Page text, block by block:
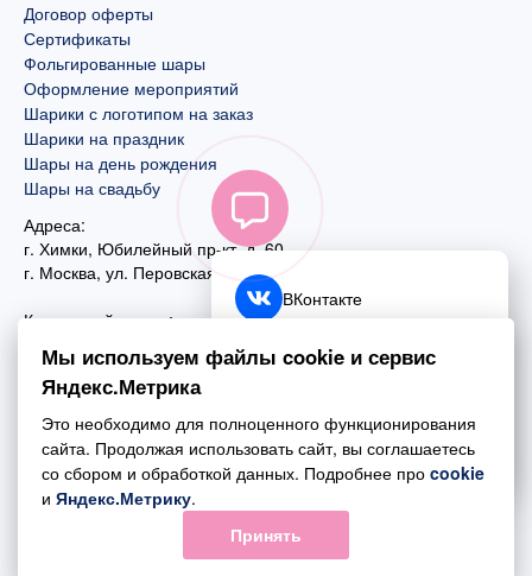
Договор оферты
Сертификаты
Фольгированные шары
Оформление мероприятий
Шарики с логотипом на заказ
Шарики на праздник
Шары на день рождения
Шары на свадьбу
Адреса:
г. Химки, Юбилейный пр-кт, д. 60
г. Москва, ул. Перовская, д. 59
Контактный номер:
+7 (495) 970-44-75
Почта:
mail@esta-fiesta.ru
Режим работы интернет-магазина:
ПН-ВС с 09:00 до 21:00
ВКонтакте
Telegram
Обратный звонок
Мы используем файлы cookie и сервис
Яндекс.Метрика
Это необходимо для полноценного функционирования
сайта. Продолжая использовать сайт, вы соглашаетесь
со сбором и обработкой данных. Подробнее про cookie
и Яндекс.Метрику.
Принять